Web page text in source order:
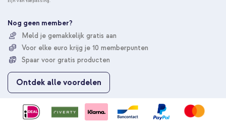
n
e
u
o
p
o
z
Nog geen member?
Meld je gemakkelijk gratis aan
Voor elke euro krijg je 10 memberpunten
Spaar voor gratis producten
Ontdek alle voordelen